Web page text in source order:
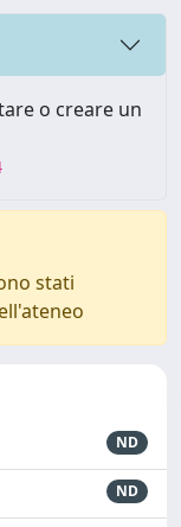
o creare un
stati
ND
ND